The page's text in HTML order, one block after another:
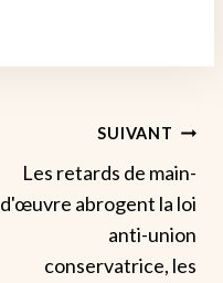
SUIVANT
Les retards de main-
d'œuvre abrogent la loi
anti-union
conservatrice, les